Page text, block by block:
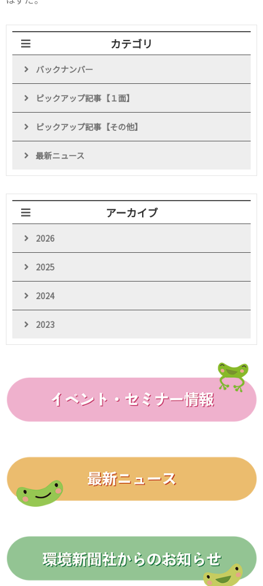
カテゴリ
バックナンバー
ピックアップ記事【１面】
ピックアップ記事【その他】
最新ニュース
アーカイブ
2026
2025
2024
2023